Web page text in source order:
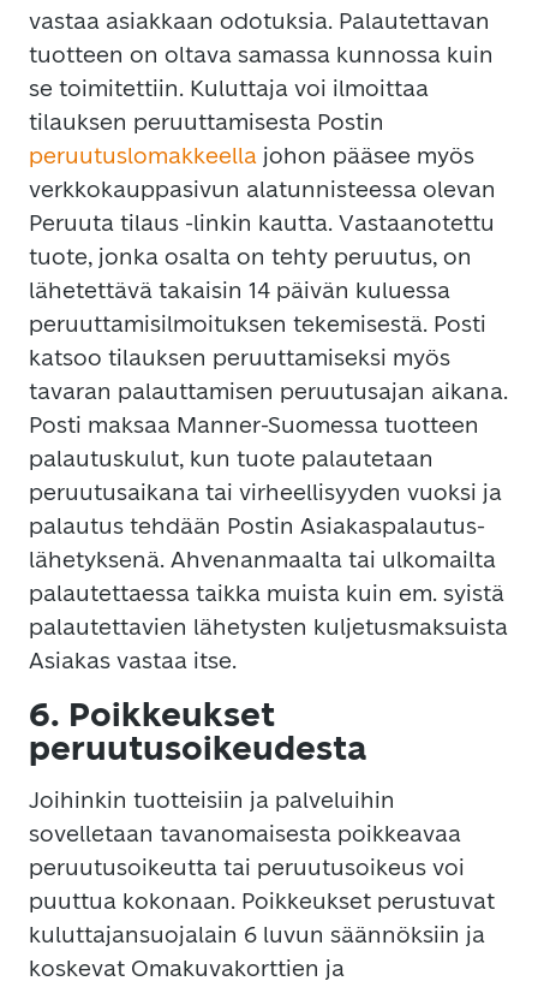
vastaa asiakkaan odotuksia. Palautettavan
tuotteen on oltava samassa kunnossa kuin
se toimitettiin. Kuluttaja voi ilmoittaa
tilauksen peruuttamisesta Postin
peruutuslomakkeella johon pääsee myös
verkkokauppasivun alatunnisteessa olevan
Peruuta tilaus -linkin kautta. Vastaanotettu
tuote, jonka osalta on tehty peruutus, on
lähetettävä takaisin 14 päivän kuluessa
peruuttamisilmoituksen tekemisestä. Posti
katsoo tilauksen peruuttamiseksi myös
tavaran palauttamisen peruutusajan aikana.
Posti maksaa Manner-Suomessa tuotteen
palautuskulut, kun tuote palautetaan
peruutusaikana tai virheellisyyden vuoksi ja
palautus tehdään Postin Asiakaspalautus-
lähetyksenä. Ahvenanmaalta tai ulkomailta
palautettaessa taikka muista kuin em. syistä
palautettavien lähetysten kuljetusmaksuista
Asiakas vastaa itse.
6. Poikkeukset
peruutusoikeudesta
Joihinkin tuotteisiin ja palveluihin
sovelletaan tavanomaisesta poikkeavaa
peruutusoikeutta tai peruutusoikeus voi
puuttua kokonaan. Poikkeukset perustuvat
kuluttajansuojalain 6 luvun säännöksiin ja
koskevat Omakuvakorttien ja